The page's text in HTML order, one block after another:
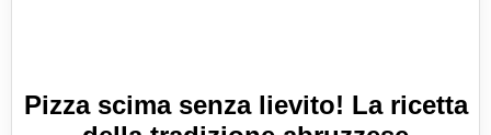
Pizza scima senza lievito! La ricetta